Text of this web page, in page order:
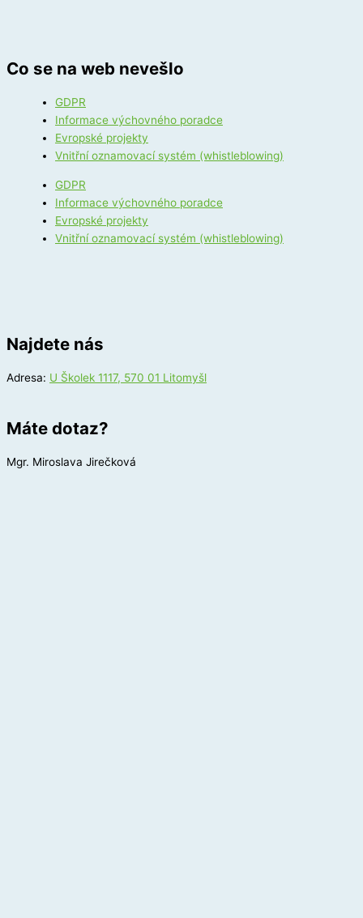
Co se na web nevešlo
GDPR
Informace výchovného poradce
Evropské projekty
Vnitřní oznamovací systém (whistleblowing)
GDPR
Informace výchovného poradce
Evropské projekty
Vnitřní oznamovací systém (whistleblowing)
Najdete nás
Adresa: U Školek 1117, 570 01 Litomyšl
Máte dotaz?
Mgr. Miroslava Jirečková